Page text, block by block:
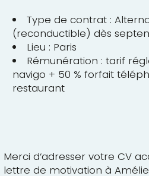
Type de contrat :
(reconductible) dès
Lieu : Paris
Rémunération : tarif
navigo + 50 % forfait
restaurant
Merci d‘adresser votre CV
lettre de motivation à